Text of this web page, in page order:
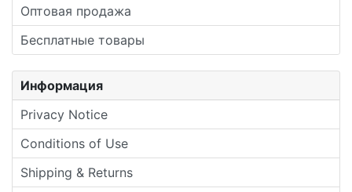
Оптовая продажа
Бесплатные товары
Информация
Privacy Notice
Conditions of Use
Shipping & Returns